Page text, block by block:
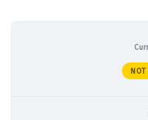
NOT